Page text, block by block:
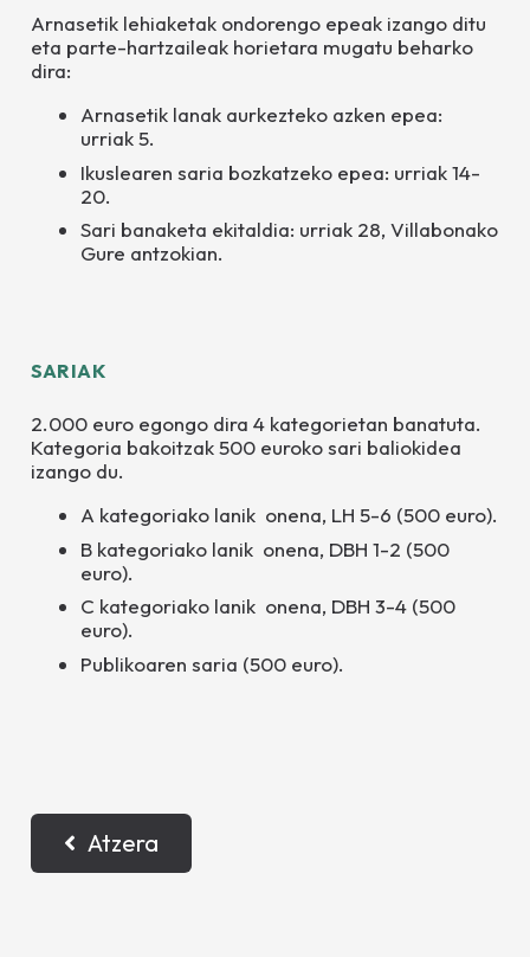
Arnasetik lehiaketak ondorengo epeak izango ditu
eta parte-hartzaileak horietara mugatu beharko
dira:
Arnasetik lanak aurkezteko azken epea:
urriak 5.
Ikuslearen saria bozkatzeko epea: urriak 14-
20.
Sari banaketa ekitaldia: urriak 28, Villabonako
Gure antzokian.
SARIAK
2.000 euro egongo dira 4 kategorietan banatuta.
Kategoria bakoitzak 500 euroko sari baliokidea
izango du.
A kategoriako lanik onena, LH 5-6 (500 euro).
B kategoriako lanik onena, DBH 1-2 (500
euro).
C kategoriako lanik onena, DBH 3-4 (500
euro).
Publikoaren saria (500 euro).
Atzera